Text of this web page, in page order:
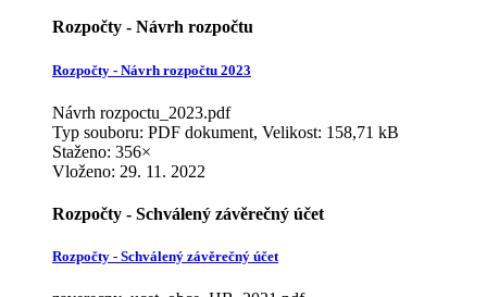
Rozpočty - Návrh rozpočtu
Rozpočty - Návrh rozpočtu 2023
Návrh rozpoctu_2023.pdf
Typ souboru: PDF dokument, Velikost: 158,71 kB
Staženo: 356×
Vloženo: 29. 11. 2022
Rozpočty - Schválený závěrečný účet
Rozpočty - Schválený závěrečný účet